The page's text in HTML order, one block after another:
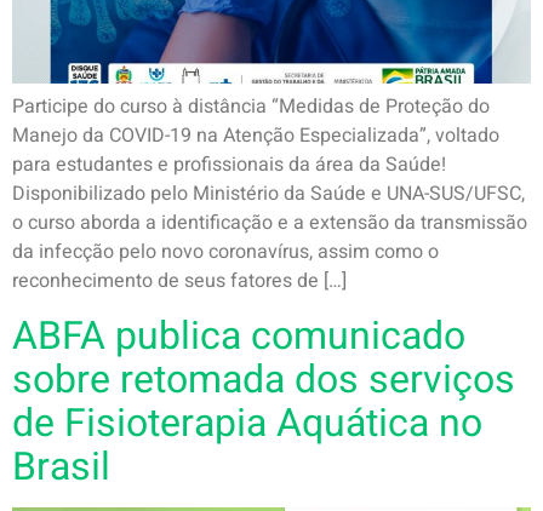
Participe do curso à distância “Medidas de Proteção do
Manejo da COVID-19 na Atenção Especializada”, voltado
para estudantes e profissionais da área da Saúde!
Disponibilizado pelo Ministério da Saúde e UNA-SUS/UFSC,
o curso aborda a identificação e a extensão da transmissão
da infecção pelo novo coronavírus, assim como o
reconhecimento de seus fatores de […]
ABFA publica comunicado
sobre retomada dos serviços
de Fisioterapia Aquática no
Brasil